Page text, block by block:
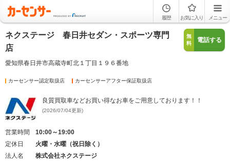
履歴 お気に入り メニュー
ネクステージ 春日井セダン・スポーツ専門
店
愛知県春日井市高蔵寺町北１丁目１９６番地
無
料
電話する
カーセンサー認定取扱店 カーセンサーアフター保証取扱店
良質買取車などお買い得なお車をご用意しております！！
(2026/07/04更新)
営業時間
10:00～19:00
定休日
火曜・水曜（祝日除く）
法人名
株式会社ネクステージ